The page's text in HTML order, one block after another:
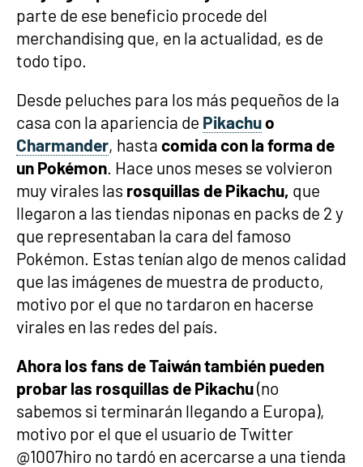
parte de ese beneficio procede del
merchandising que, en la actualidad, es de
todo tipo.
Desde peluches para los más pequeños de la
casa con la apariencia de Pikachuo
Charmander, hasta comida con la forma de
un Pokémon. Hace unos meses se volvieron
muy virales las rosquillas de Pikachu, que
llegaron a las tiendas niponas en packs de 2 y
que representaban la cara del famoso
Pokémon. Estas tenían algo de menos calidad
que las imágenes de muestra de producto,
motivo por el que no tardaron en hacerse
virales en las redes del país.
Ahora los fans de Taiwán también pueden
probar las rosquillas de Pikachu(no
sabemos si terminarán llegando a Europa),
motivo por el que el usuario de Twitter
@1007hiro no tardó en acercarse a una tienda